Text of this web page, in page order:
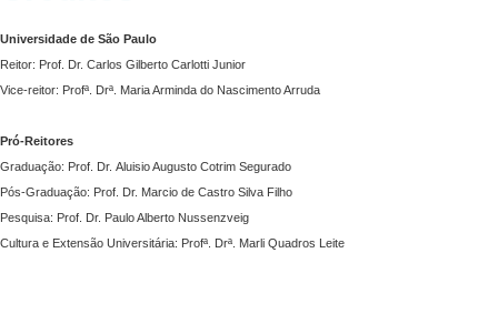
Universidade de São Paulo
Reitor: Prof. Dr. Carlos Gilberto Carlotti Junior
Vice-reitor: Profª. Drª. Maria Arminda do Nascimento Arruda
Pró-Reitores
Graduação: Prof. Dr. Aluisio Augusto Cotrim Segurado
Pós-Graduação: Prof. Dr. Marcio de Castro Silva Filho
Pesquisa: Prof. Dr. Paulo Alberto Nussenzveig
Cultura e Extensão Universitária: Profª. Drª. Marli Quadros Leite